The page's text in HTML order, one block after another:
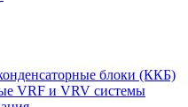
блоки (ККБ)
VRF и VRV системы